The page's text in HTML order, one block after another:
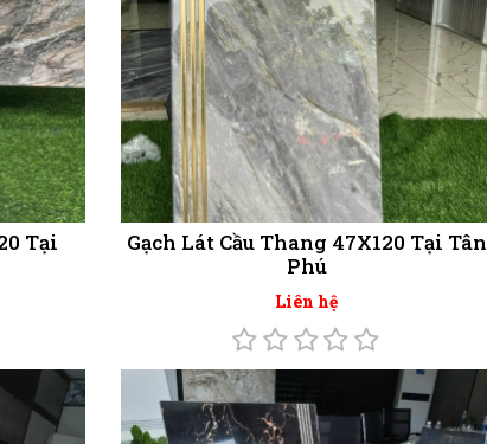
Tại
Gạch Lát Cầu Thang 47X120 Tại Tân
Phú
Liên hệ